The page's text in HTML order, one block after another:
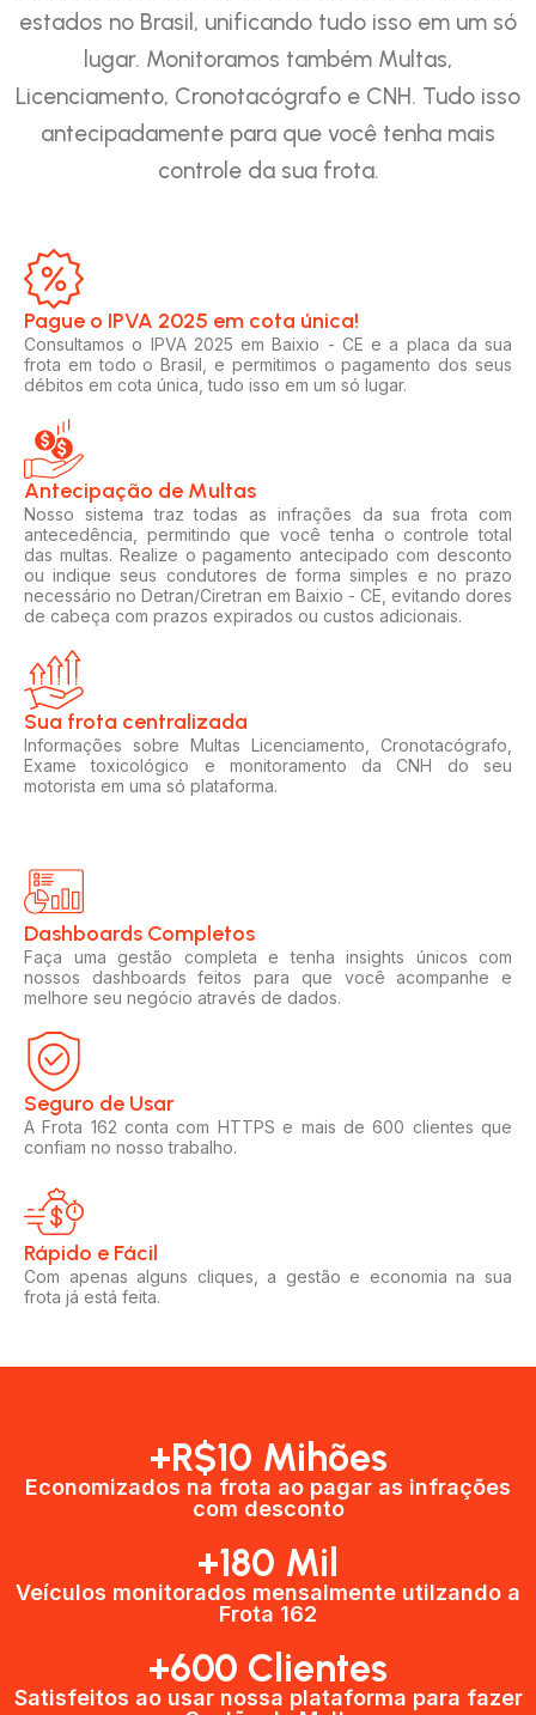
estados no Brasil, unificando tudo isso em um só
lugar. Monitoramos também Multas,
Licenciamento, Cronotacógrafo e CNH. Tudo isso
antecipadamente para que você tenha mais
controle da sua frota.
Pague o IPVA 2025 em cota única!​
Consultamos o IPVA 2025 em Baixio - CE e a placa da sua
frota em todo o Brasil, e permitimos o pagamento dos seus
débitos em cota única, tudo isso em um só lugar.
Antecipação de Multas
Nosso sistema traz todas as infrações da sua frota com
antecedência, permitindo que você tenha o controle total
das multas. Realize o pagamento antecipado com desconto
ou indique seus condutores de forma simples e no prazo
necessário no Detran/Ciretran em Baixio - CE, evitando dores
de cabeça com prazos expirados ou custos adicionais.
Sua frota centralizada​
Informações sobre Multas Licenciamento, Cronotacógrafo,
Exame toxicológico e monitoramento da CNH do seu
motorista em uma só plataforma.
Dashboards Completos​​
Faça uma gestão completa e tenha insights únicos com
nossos dashboards feitos para que você acompanhe e
melhore seu negócio através de dados.
Seguro de Usar​
A Frota 162 conta com HTTPS e mais de 600 clientes que
confiam no nosso trabalho.
Rápido e Fácil​
Com apenas alguns cliques, a gestão e economia na sua
frota já está feita.
+R$10 Mihões
Economizados na frota ao pagar as infrações
com desconto
+180 Mil
Veículos monitorados mensalmente utilzando a
Frota 162
+600 Clientes​
Satisfeitos ao usar nossa plataforma para fazer